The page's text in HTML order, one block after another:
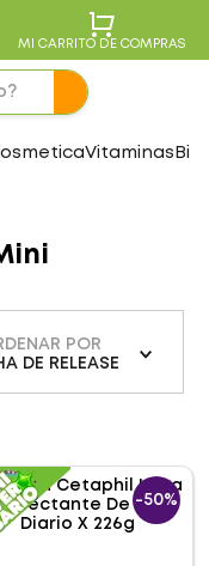
MI CARRITO DE COMPRAS
Vitaminas
POR
DE RELEASE
-50%